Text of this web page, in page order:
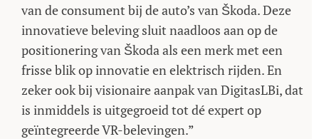
van de consument bij de auto’s van Škoda. Deze
innovatieve beleving sluit naadloos aan op de
positionering van Škoda als een merk met een
frisse blik op innovatie en elektrisch rijden. En
zeker ook bij visionaire aanpak van DigitasLBi, dat
is inmiddels is uitgegroeid tot dé expert op
geïntegreerde VR-belevingen.”